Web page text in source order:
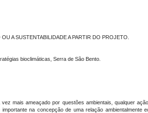
A SUSTENTABILIDADE A PARTIR DO PROJETO.
bioclimáticas, Serra de São Bento.
mais ameaçado por questões ambientais, qualquer
na concepção de uma relação ambientalmente